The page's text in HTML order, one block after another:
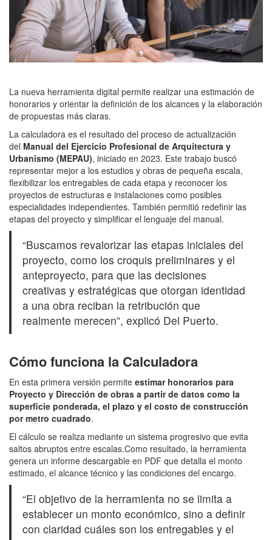
La nueva herramienta digital permite realizar una estimación de
honorarios y orientar la definición de los alcances y la elaboración
de propuestas más claras.
La calculadora es el resultado del proceso de actualización
del Manual del Ejercicio Profesional de Arquitectura y
Urbanismo (MEPAU), iniciado en 2023. Este trabajo buscó
representar mejor a los estudios y obras de pequeña escala,
flexibilizar los entregables de cada etapa y reconocer los
proyectos de estructuras e instalaciones como posibles
especialidades independientes. También permitió redefinir las
etapas del proyecto y simplificar el lenguaje del manual.
“Buscamos revalorizar las etapas iniciales del
proyecto, como los croquis preliminares y el
anteproyecto, para que las decisiones
creativas y estratégicas que otorgan identidad
a una obra reciban la retribución que
realmente merecen”, explicó Del Puerto.
Cómo funciona la Calculadora
En esta primera versión permite estimar honorarios para
Proyecto y Dirección de obras a partir de datos como la
superficie ponderada, el plazo y el costo de construcción
por metro cuadrado.
El cálculo se realiza mediante un sistema progresivo que evita
saltos abruptos entre escalas.Como resultado, la herramienta
genera un informe descargable en PDF que detalla el monto
estimado, el alcance técnico y las condiciones del encargo.
“El objetivo de la herramienta no se limita a
establecer un monto económico, sino a definir
con claridad cuáles son los entregables y el